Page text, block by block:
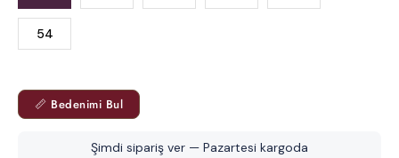
54
📏 Bedenimi Bul
Şimdi sipariş ver — Pazartesi kargoda